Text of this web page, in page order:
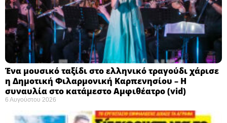
Ένα μουσικό ταξίδι στο ελληνικό τραγούδι χάρισε
η Δημοτική Φιλαρμονική Καρπενησίου – Η
συναυλία στο κατάμεστο Αμφιθέατρο (vid)
6 Αυγούστου 2026